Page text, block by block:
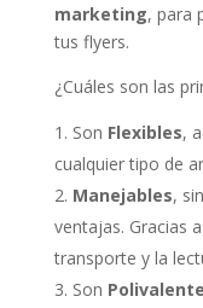
marketing, para
tus flyers.
¿Cuáles son las
Son Flexibles,
cualquier tipo de
Manejables,
ventajas. Gracias
transporte y la
Son